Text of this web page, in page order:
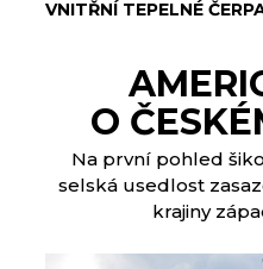
VNITŘNÍ TEPELNÉ
O
Na první pohled
selská usedlost
krajiny